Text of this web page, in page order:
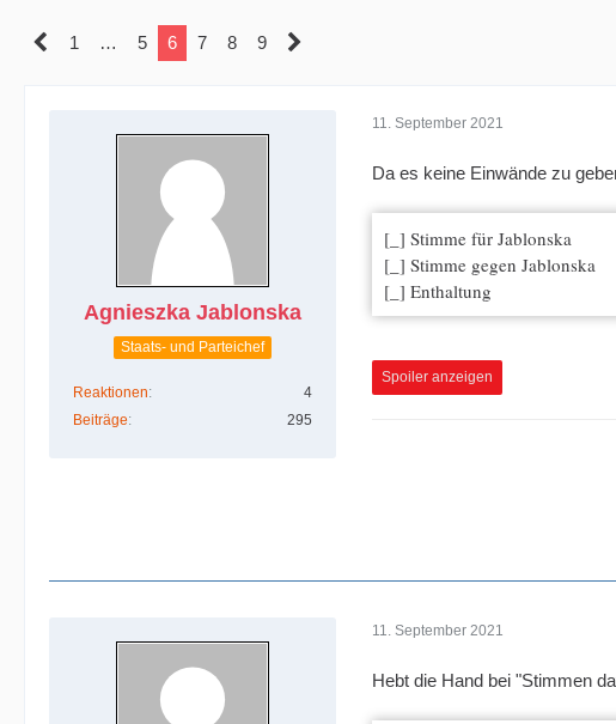
1 … 5 6 7 8 9
Agnieszka Jablonska
Staats- und Parteichef
Reaktionen
4
Beiträge
295
11. September 2021
Da es keine Einwände zu
[_] Stimme für Jablonska
[_] Stimme gegen Jablonska
[_] Enthaltung
Spoiler anzeigen
11. September 2021
Hebt die Hand bei "Stimmen